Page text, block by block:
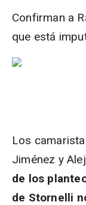
Confirman a
que está
Los
Jiménez y
de los
de Stornelli